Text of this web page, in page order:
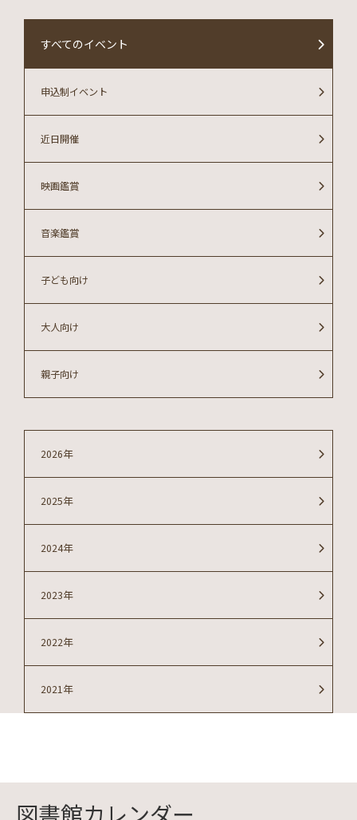
すべてのイベント
親子向け
大人向け
子ども向け
音楽鑑賞
映画鑑賞
近日開催
申込制イベント
2026年
2025年
2024年
2023年
2022年
2021年